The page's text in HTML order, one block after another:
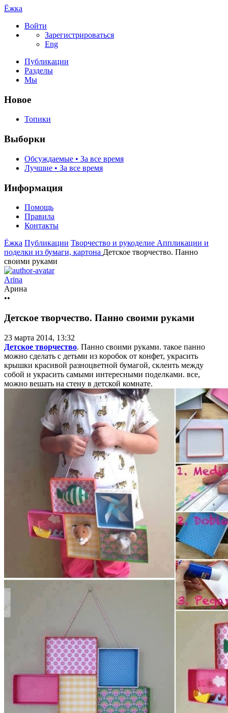
Ёжка
Войти
Зарегистрироваться
Eng
Публикации
Разделы
Мы
Новое
Топики
Выборки
Обсуждаемые • За все время
Лучшие • За все время
Информация
Помощь
Правила
Контакты
Ёжка Публикации Творчество и рукоделие Аппликации и
поделки из бумаги, картона Детское творчество. Панно
своими руками
Arina
Арина
••
Детское творчество. Панно своими руками
23 марта 2014, 13:32
Детское творчество. Панно своими руками. такое панно
можно сделать с детьми из коробок от конфет, украсить
крышки красивой разноцветной бумагой, склеить между
собой и украсить самыми интересными поделками. все,
можно вешать на стену в детской комнате.